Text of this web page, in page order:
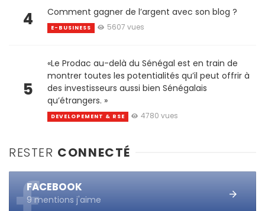
4 Comment gagner de l’argent avec son blog ?
E-BUSINESS 5607 vues
5
«Le Prodac au-delà du Sénégal est en train de
montrer toutes les potentialités qu’il peut offrir à
des investisseurs aussi bien Sénégalais
qu’étrangers. »
DEVELOPEMENT & RSE 4780 vues
RESTER CONNECTÉ
FACEBOOK
9 mentions j'aime